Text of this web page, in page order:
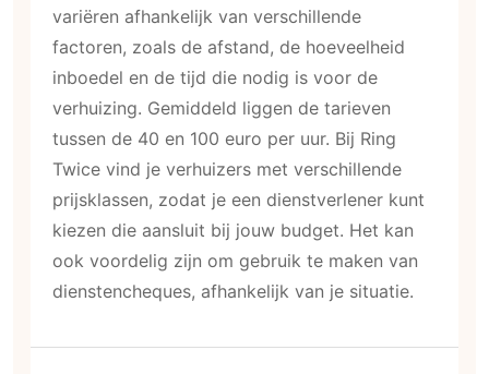
variëren afhankelijk van verschillende
factoren, zoals de afstand, de hoeveelheid
inboedel en de tijd die nodig is voor de
verhuizing. Gemiddeld liggen de tarieven
tussen de 40 en 100 euro per uur. Bij Ring
Twice vind je verhuizers met verschillende
prijsklassen, zodat je een dienstverlener kunt
kiezen die aansluit bij jouw budget. Het kan
ook voordelig zijn om gebruik te maken van
dienstencheques, afhankelijk van je situatie.